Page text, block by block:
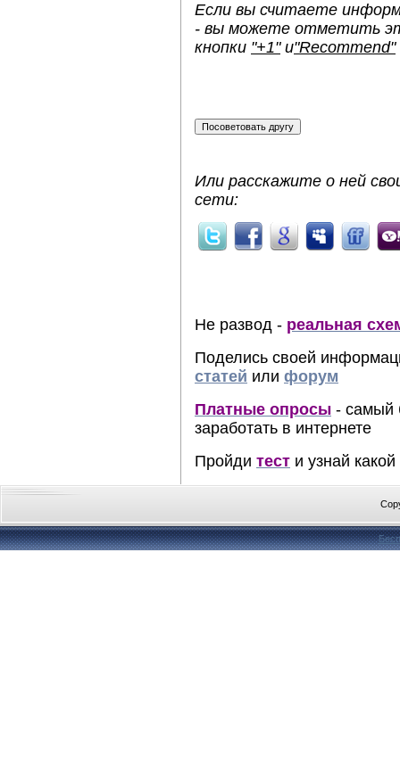
Если вы считаете
- вы можете отметить
кнопки "+1"и"Recommend"
Или расскажите о ней
сети:
Не развод - реальная
Поделись своей
статей или форум
Платные опросы - самый
заработать в интернете
Пройди тест и узнай